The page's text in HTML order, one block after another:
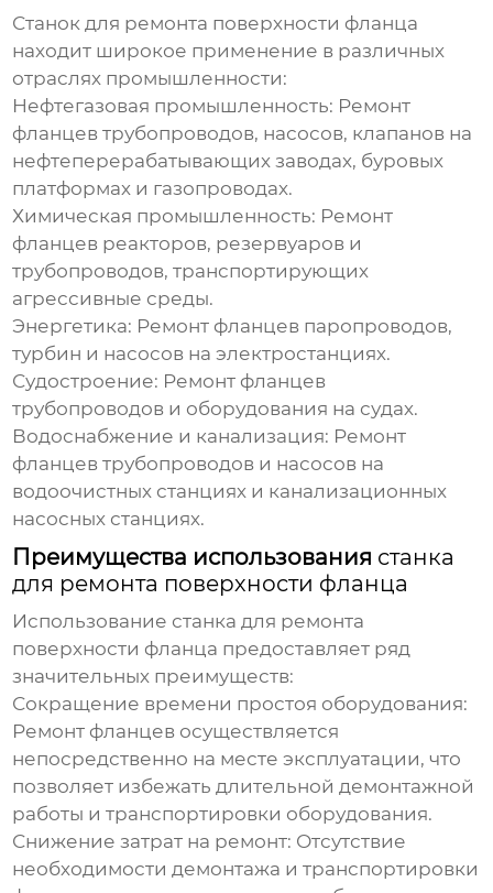
Станок для ремонта поверхности фланца
находит широкое применение в различных
отраслях промышленности:
Нефтегазовая промышленность: Ремонт
фланцев трубопроводов, насосов, клапанов на
нефтеперерабатывающих заводах, буровых
платформах и газопроводах.
Химическая промышленность: Ремонт
фланцев реакторов, резервуаров и
трубопроводов, транспортирующих
агрессивные среды.
Энергетика: Ремонт фланцев паропроводов,
турбин и насосов на электростанциях.
Судостроение: Ремонт фланцев
трубопроводов и оборудования на судах.
Водоснабжение и канализация: Ремонт
фланцев трубопроводов и насосов на
водоочистных станциях и канализационных
насосных станциях.
Преимущества использования станка
для ремонта поверхности фланца
Использование станка для ремонта
поверхности фланца предоставляет ряд
значительных преимуществ:
Сокращение времени простоя оборудования:
Ремонт фланцев осуществляется
непосредственно на месте эксплуатации, что
позволяет избежать длительной демонтажной
работы и транспортировки оборудования.
Снижение затрат на ремонт: Отсутствие
необходимости демонтажа и транспортировки